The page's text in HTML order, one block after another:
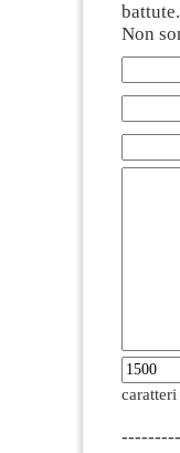
battute.
Non